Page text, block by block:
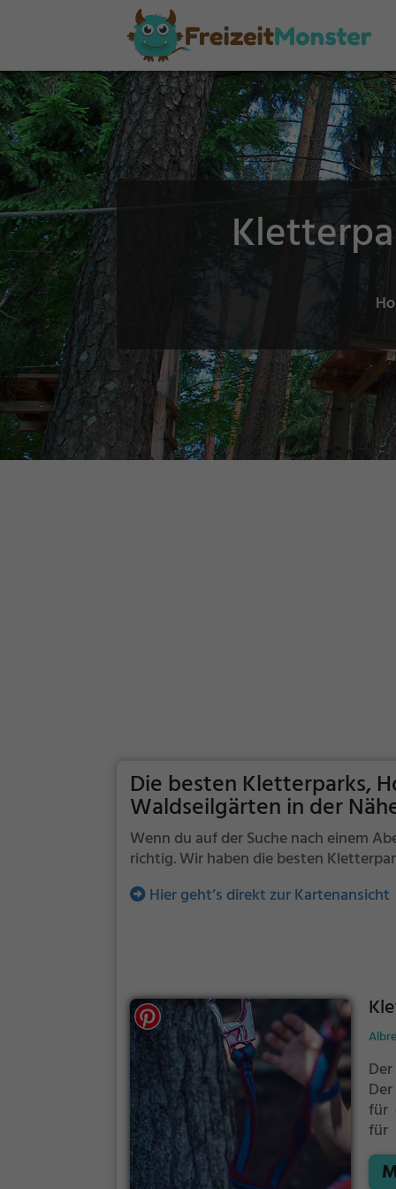
Die besten Kletterparks,
Waldseilgärten in der
Wenn du auf der Suche nach einem
richtig. Wir haben die besten
Hier geht’s direkt zur Kartenansicht
für
für